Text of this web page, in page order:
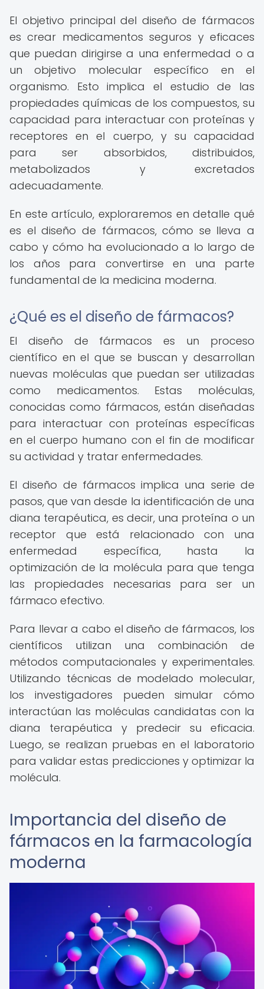
El objetivo principal del diseño de fármacos
es crear medicamentos seguros y eficaces
que puedan dirigirse a una enfermedad o a
un objetivo molecular específico en el
organismo. Esto implica el estudio de las
propiedades químicas de los compuestos, su
capacidad para interactuar con proteínas y
receptores en el cuerpo, y su capacidad
para ser absorbidos, distribuidos,
metabolizados y excretados
adecuadamente.
En este artículo, exploraremos en detalle qué
es el diseño de fármacos, cómo se lleva a
cabo y cómo ha evolucionado a lo largo de
los años para convertirse en una parte
fundamental de la medicina moderna.
¿Qué es el diseño de fármacos?
El diseño de fármacos es un proceso
científico en el que se buscan y desarrollan
nuevas moléculas que puedan ser utilizadas
como medicamentos. Estas moléculas,
conocidas como fármacos, están diseñadas
para interactuar con proteínas específicas
en el cuerpo humano con el fin de modificar
su actividad y tratar enfermedades.
El diseño de fármacos implica una serie de
pasos, que van desde la identificación de una
diana terapéutica, es decir, una proteína o un
receptor que está relacionado con una
enfermedad específica, hasta la
optimización de la molécula para que tenga
las propiedades necesarias para ser un
fármaco efectivo.
Para llevar a cabo el diseño de fármacos, los
científicos utilizan una combinación de
métodos computacionales y experimentales.
Utilizando técnicas de modelado molecular,
los investigadores pueden simular cómo
interactúan las moléculas candidatas con la
diana terapéutica y predecir su eficacia.
Luego, se realizan pruebas en el laboratorio
para validar estas predicciones y optimizar la
molécula.
Importancia del diseño de
fármacos en la farmacología
moderna